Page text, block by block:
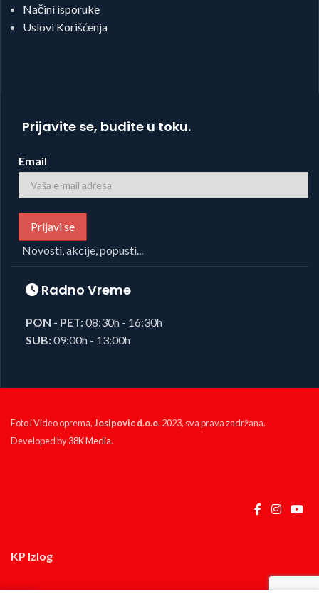
Načini isporuke
Uslovi Korišćenja
Prijavite se, budite u toku.
Email
Novosti, akcije, popusti...
Radno Vreme
PON - PET:08:30h - 16:30h
SUB:09:00h - 13:00h
Foto i Video oprema,Josipovic d.o.o.2023, sva prava zadržana.
Developed by38K Media.
KP Izlog